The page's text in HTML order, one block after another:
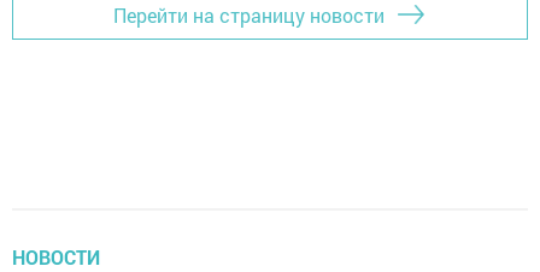
Перейти на страницу новости
НОВОСТИ